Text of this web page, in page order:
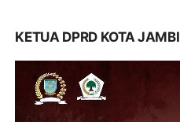
KETUA DPRD KOTA JAMBI